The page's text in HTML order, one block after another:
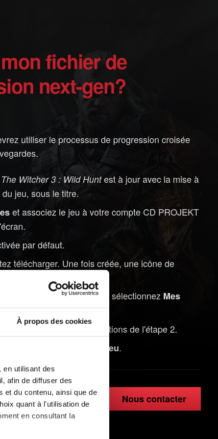
À propos des cookies
en utilisant des
afin de diffuser des
et du contenu, ainsi que de
quant à l'utilisation de
en consultant la
next-gen?
utiliser le processus de progression croisée
The Witcher 3 : Wild Huntest à jour avec la mise à
jeu, sous le titre.
et associez le jeu à votre compte CD PROJEKT
par défaut.
télécharger. Une fois créée, une icône de
The Witcher 3 : Wild Hunt et sélectionnez Mes
RED en suivant les instructions de l'étape 2.
le menu
Charger le jeu.
Nous contacter